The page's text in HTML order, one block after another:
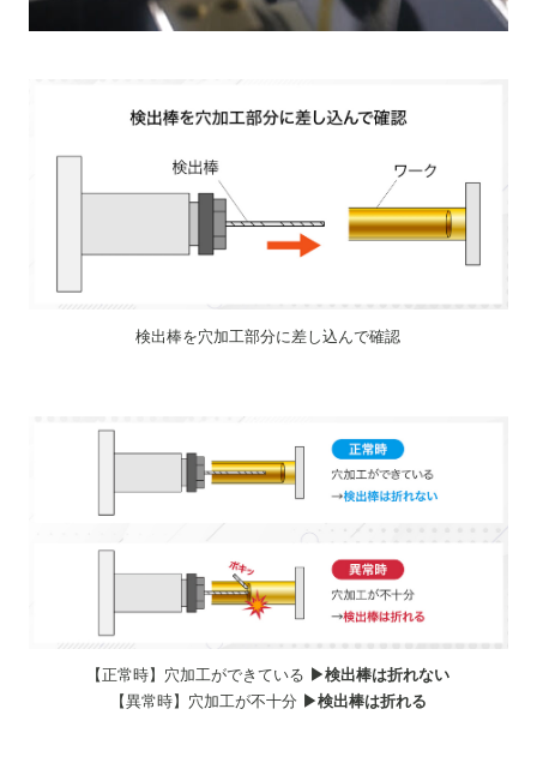
検出棒を穴加工部分に差し込んで確認
【正常時】穴加工ができている ▶︎検出棒は折れない
【異常時】穴加工が不十分 ▶︎検出棒は折れる